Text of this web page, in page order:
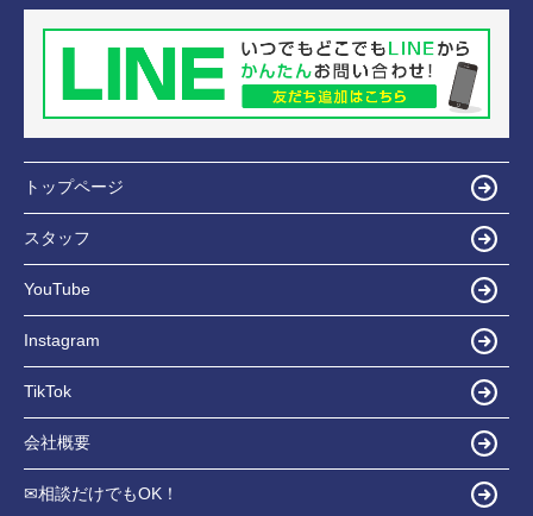
トップページ
スタッフ
YouTube
Instagram
TikTok
会社概要
✉相談だけでもOK！